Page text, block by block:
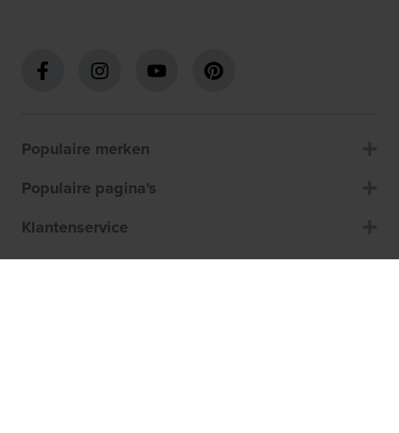
Populaire merken
Populaire pagina's
Klantenservice
Over ons